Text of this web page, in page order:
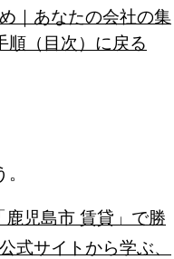
｜あなたの会社の集
順（目次）に戻る
児島市 賃貸」で勝
式サイトから学ぶ、